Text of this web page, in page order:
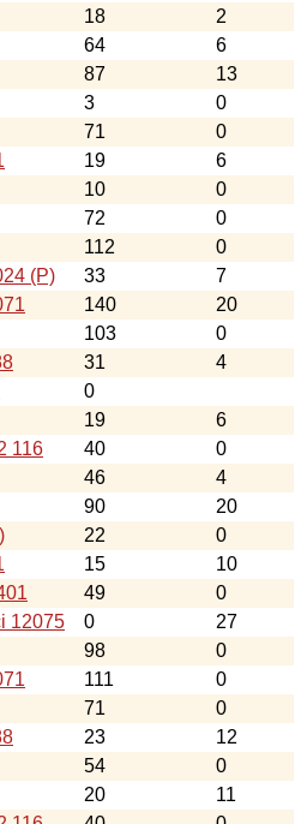
18
2
64
6
87
13
3
0
71
0
19
6
10
0
72
0
112
0
(P) 33
7
140
20
103
0
31
4
0
19
6
116 40
0
46
4
90
20
22
0
15
10
49
0
12075 0
27
98
0
111
0
71
0
23
12
54
0
20
11